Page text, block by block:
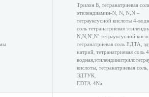
Трилон Б, тетранатриевая
этилендиамин-N, N, N,N –
тетрауксусной кислоты 4-
соль тетранатриевая
N,N,N',N'-тетрауксусной
тетранатриевая соль ЕДТА,
натрий, тетранатриевая соль
кислоты, тетранатриевая
ЭДТУК,
EDTA-4Na